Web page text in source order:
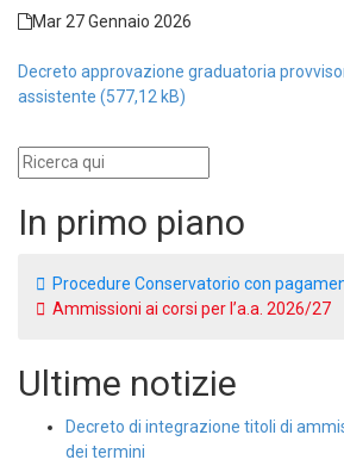
Mar 27 Gennaio 2026
Decreto approvazione graduatoria
assistente
In primo piano
Procedure Conservatorio con
Ammissioni ai corsi per l’a.a. 2026/27
Ultime notizie
Decreto di integrazione titoli di
dei termini